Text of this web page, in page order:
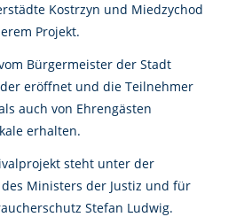
Kostrzyn und Miedzychod
Projekt.
Bürgermeister der Stadt
eröffnet und die Teilnehmer
auch von Ehrengästen
erhalten.
steht unter der
Ministers der Justiz und für
Stefan Ludwig.